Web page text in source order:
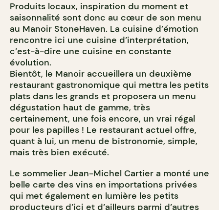
Produits locaux, inspiration du moment et
saisonnalité sont donc au cœur de son menu
au Manoir StoneHaven. La cuisine d’émotion
rencontre ici une cuisine d’interprétation,
c’est-à-dire une cuisine en constante
évolution.
Bientôt, le Manoir accueillera un deuxième
restaurant gastronomique qui mettra les petits
plats dans les grands et proposera un menu
dégustation haut de gamme, très
certainement, une fois encore, un vrai régal
pour les papilles ! Le restaurant actuel offre,
quant à lui, un menu de bistronomie, simple,
mais très bien exécuté.
Le sommelier Jean-Michel Cartier a monté une
belle carte des vins en importations privées
qui met également en lumière les petits
producteurs d’ici et d’ailleurs parmi d’autres